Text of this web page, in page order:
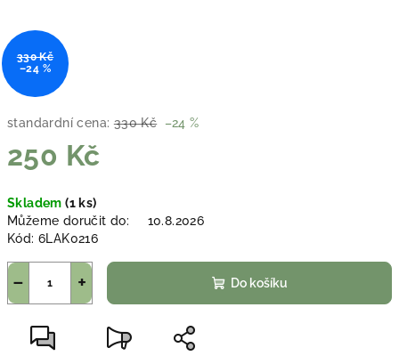
standardní cena: 330 Kč –24 %
250 Kč
cena:
Skladem(1 ks)
Můžeme doručit do:
10.8.2026
Kód: 6LAK0216
+
− Do košíku
330 Kč
–24 %